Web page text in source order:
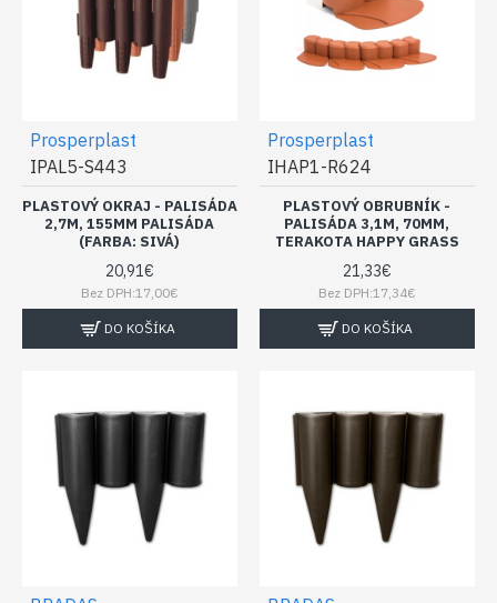
Prosperplast
IPAL5-S443
PLASTOVÝ OKRAJ - PALISÁDA
2,7M, 155MM PALISÁDA
(FARBA: SIVÁ)
20,91€
Bez DPH:17,00€
DO KOŠÍKA
Prosperplast
IHAP1-R624
PLASTOVÝ OBRUBNÍK -
PALISÁDA 3,1M, 70MM,
TERAKOTA HAPPY GRASS
21,33€
Bez DPH:17,34€
DO KOŠÍKA